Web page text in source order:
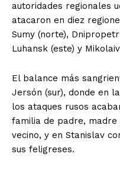
autoridades regionales
atacaron en diez
Sumy (norte),
Luhansk (este) y
El balance más
Jersón (sur), donde en
los ataques rusos
familia de padre, madre
vecino, y en Stanislav
sus feligreses.